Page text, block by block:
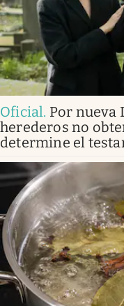
Oficial. Por nueva
herederos no
determine el